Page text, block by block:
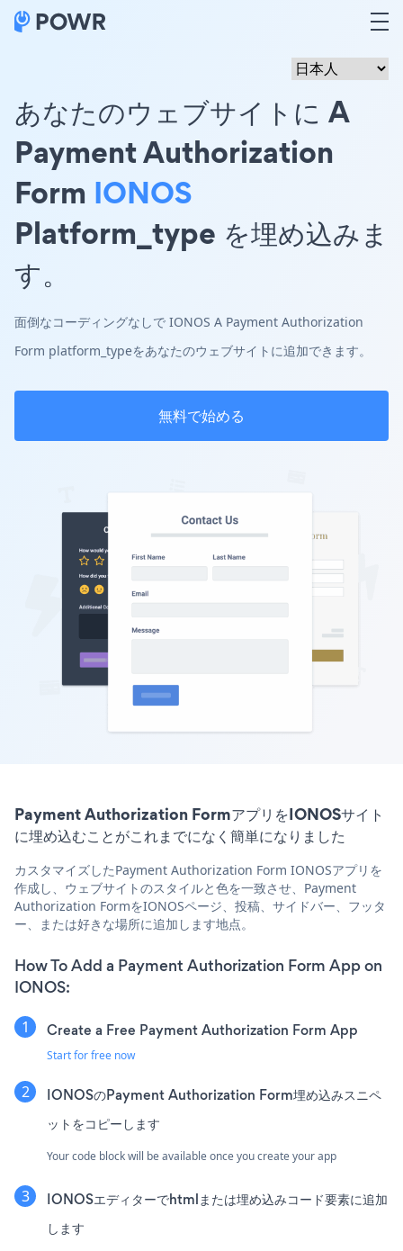
あなたのウェブサイトに A
Payment Authorization
Form IONOS
Platform_type を埋め込みま
す。
面倒なコーディングなしで IONOS A Payment Authorization
Form platform_typeをあなたのウェブサイトに追加できます。
無料で始める
Payment Authorization FormアプリをIONOSサイト
に埋め込むことがこれまでになく簡単になりました
カスタマイズしたPayment Authorization Form IONOSアプリを
作成し、ウェブサイトのスタイルと色を一致させ、Payment
Authorization FormをIONOSページ、投稿、サイドバー、フッタ
ー、または好きな場所に追加します地点。
How To Add a Payment Authorization Form App on
IONOS:
Create a Free Payment Authorization Form App
Start for free now
IONOSのPayment Authorization Form埋め込みスニペ
ットをコピーします
Your code block will be available once you create your app
IONOSエディターでhtmlまたは埋め込みコード要素に追加
します